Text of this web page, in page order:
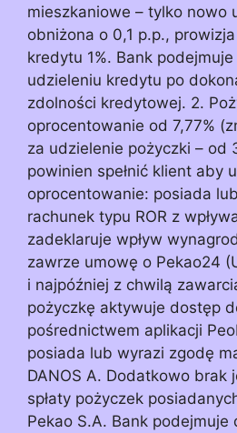
mieszkaniowe – tylko nowo
obniżona o 0,1 p.p.,
kredytu 1%. Bank
udzieleniu kredytu po
zdolności kredytowej. 2.
oprocentowanie od 7,77%
za udzielenie pożyczki – od
powinien spełnić klient aby
oprocentowanie: posiada
rachunek typu ROR z
zadeklaruje wpływ
zawrze umowę o Pekao24
i najpóźniej z chwilą
pożyczkę aktywuje dostęp
pośrednictwem aplikacji
posiada lub wyrazi zgodę
DANOS A. Dodatkowo brak
spłaty pożyczek
Pekao S.A. Bank podejmuje